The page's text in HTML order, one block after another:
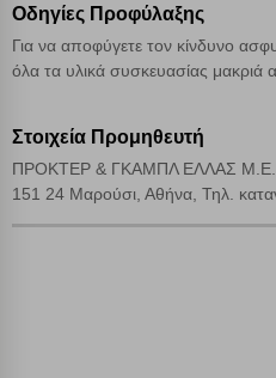
Οδηγίες Προφύλαξης
Για να αποφύγετε τον κίνδυνο
όλα τα υλικά συσκευασίας μακριά
Στοιχεία Προμηθευτή
ΠΡΟΚΤΕΡ & ΓΚΑΜΠΛ ΕΛΛΑΣ
151 24 Μαρούσι, Αθήνα, Τηλ.